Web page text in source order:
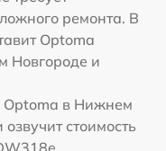
ремонта. В
Optoma
Новгороде и
Optoma в Нижнем
стоимость